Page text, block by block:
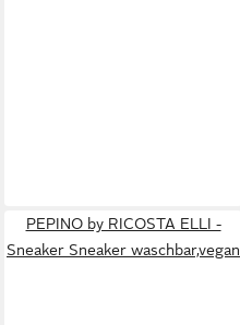
PEPINO by RICOSTA ELLI -
Sneaker Sneaker waschbar,vegan